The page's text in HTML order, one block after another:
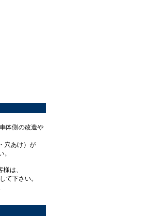
体側の改造や
穴あけ）が
は、
下さい。